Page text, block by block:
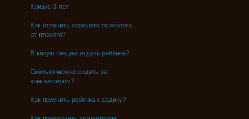
Кризис 3 лет
Как отличить хорошего психолога
от плохого?
В какую секцию отдать ребёнка?
Сколько можно сидеть за
компьютером?
Как приучить ребёнка к садику?